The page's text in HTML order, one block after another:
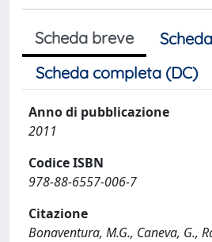
Scheda breve
Scheda completa (DC)
Anno di pubblicazione
2011
Codice ISBN
978-88-6557-006-7
Citazione
Bonaventura, M.G., Caneva, G.,